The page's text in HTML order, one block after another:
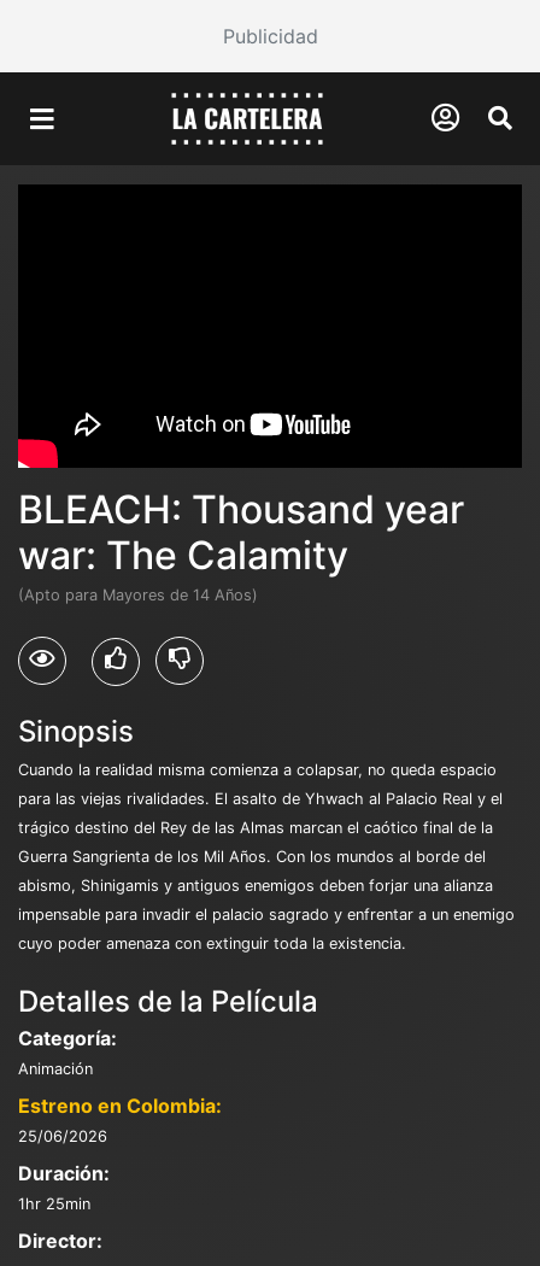
Publicidad
BLEACH: Thousand year
war: The Calamity
(Apto para Mayores de 14 Años)
Sinopsis
Cuando la realidad misma comienza a colapsar, no queda espacio
para las viejas rivalidades. El asalto de Yhwach al Palacio Real y el
trágico destino del Rey de las Almas marcan el caótico final de la
Guerra Sangrienta de los Mil Años. Con los mundos al borde del
abismo, Shinigamis y antiguos enemigos deben forjar una alianza
impensable para invadir el palacio sagrado y enfrentar a un enemigo
cuyo poder amenaza con extinguir toda la existencia.
Detalles de la Película
Categoría:
Animación
Estreno en Colombia:
25/06/2026
Duración:
1hr 25min
Director: